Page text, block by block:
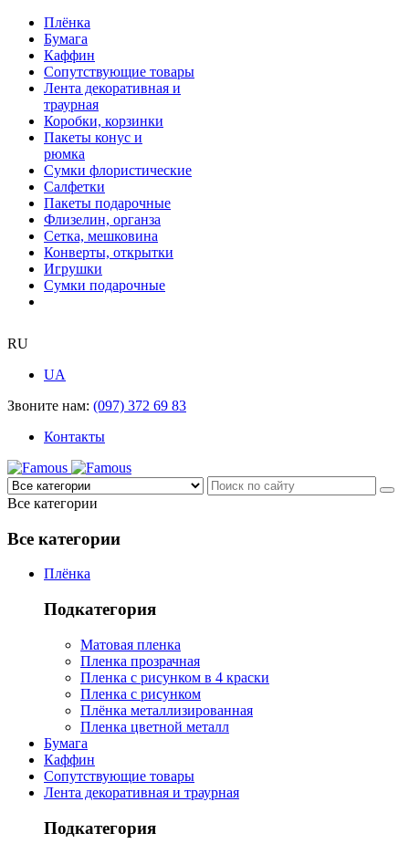
Плёнка
Бумага
Каффин
Сопутствующие товары
Лента декоративная и
траурная
Коробки, корзинки
Пакеты конус и
рюмка
Сумки флористические
Салфетки
Пакеты подарочные
Флизелин, органза
Сетка, мешковина
Конверты, открытки
Игрушки
Сумки подарочные
RU
UA
Звоните нам: (097) 372 69 83
Контакты
Все категории
Все категории
Плёнка
Подкатегория
Матовая пленка
Пленка прозрачная
Пленка с рисунком в 4 краски
Пленка с рисунком
Плёнка металлизированная
Пленка цветной металл
Бумага
Каффин
Сопутствующие товары
Лента декоративная и траурная
Подкатегория